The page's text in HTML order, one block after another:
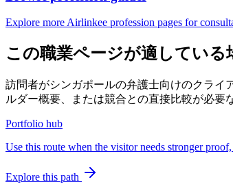
Explore more Airlinkee profession pages for
この職業ページが適している
訪問者がシンガポールの弁護士向けのクライ
ルダー概要、または競合との直接比較が必要
Portfolio hub
Use this route when the visitor needs stronger
Explore this path